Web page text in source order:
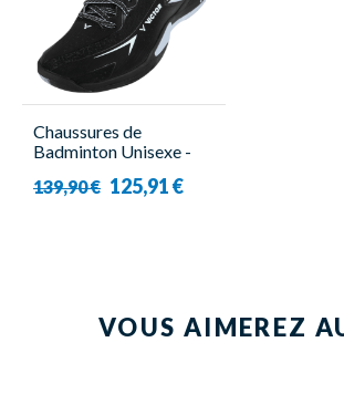
Chaussures de
Badminton Unisexe -
139,90 € 125,91 €
VOUS AIMEREZ